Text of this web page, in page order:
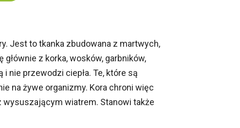
Jest to tkanka zbudowana z martwych,
z korka, wosków, garbników,
nie przewodzi ciepła. Te, które są
na żywe organizmy. Kora chroni więc
wiatrem. Stanowi także